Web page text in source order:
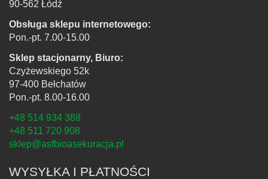
90-562 Łódź
Obsługa sklepu internetowego:
Pon.-pt. 7.00-15.00
Sklep stacjonarny, Biuro:
Czyżewskiego 52k
97-400 Bełchatów
Pon.-pt. 8.00-16.00
+48 514 934 388
+48 511 720 908
sklep@asfbioasekuracja.pl
WYSYŁKA I PŁATNOŚCI